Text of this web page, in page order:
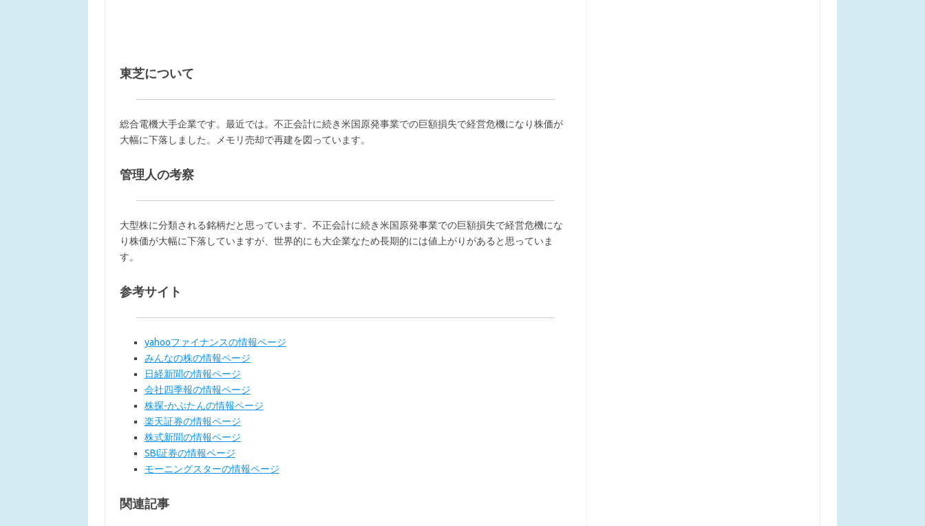
東芝について
総合電機大手企業です。最近では。不正会計に続き米国原発事業での巨額損失で経営危機になり株価が
大幅に下落しました。メモリ売却で再建を図っています。
管理人の考察
大型株に分類される銘柄だと思っています。不正会計に続き米国原発事業での巨額損失で経営危機にな
り株価が大幅に下落していますが、世界的にも大企業なため長期的には値上がりがあると思っていま
す。
参考サイト
yahooファイナンスの情報ページ
みんなの株の情報ページ
日経新聞の情報ページ
会社四季報の情報ページ
株探-かぶたんの情報ページ
楽天証券の情報ページ
株式新聞の情報ページ
SBI証券の情報ページ
モーニングスターの情報ページ
関連記事